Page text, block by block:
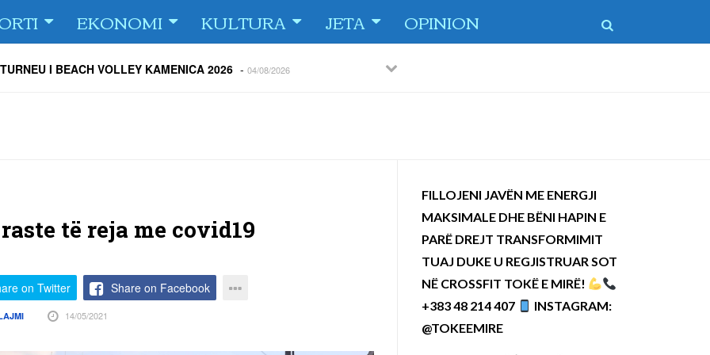
EKONOMI KULTURA JETA OPINION
i FC Drita në Europa Conference League - PreviousNext
të reja me covid19
on Twitter Share on Facebook
14/05/2021
FILLOJENI JAVËN ME ENERGJI
MAKSIMALE DHE BËNI HAPIN E
PARË DREJT TRANSFORMIMIT
TUAJ DUKE U REGJISTRUAR SOT
NË CROSSFIT TOKË E MIRË!
+383 48 214 407
INSTAGRAM:
@TOKEEMIRE